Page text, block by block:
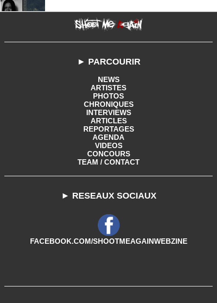
► PARCOURIR
NEWS
ARTISTES
PHOTOS
CHRONIQUES
INTERVIEWS
ARTICLES
REPORTAGES
AGENDA
VIDEOS
CONCOURS
TEAM / CONTACT
► RESEAUX SOCIAUX
FACEBOOK.COM/SHOOTMEAGAINWEBZINE